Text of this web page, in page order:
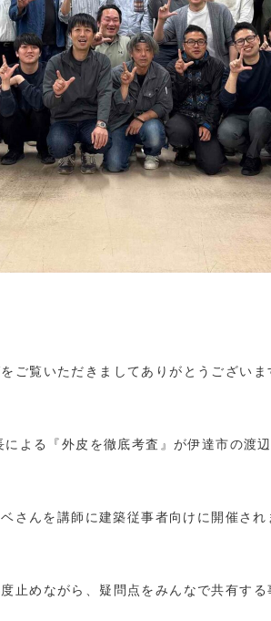
ご覧いただきましてありがとうございま
よる『外皮を徹底考査』が伊達市の渡辺
さんを講師に建築従事者向けに開催され
止めながら、疑問点をみんなで共有す